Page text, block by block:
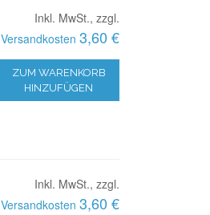
Inkl. MwSt., zzgl.
Versandkosten 3,60 €
ZUM WARENKORB
HINZUFÜGEN
Inkl. MwSt., zzgl.
Versandkosten 3,60 €